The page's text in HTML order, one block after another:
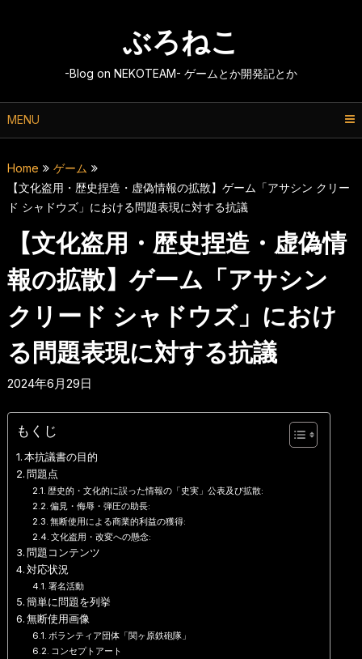
ぶろねこ
-Blog on NEKOTEAM- ゲームとか開発記とか
MENU
Home
ゲーム
【文化盗用・歴史捏造・虚偽情報の拡散】ゲーム「アサシン クリー
ド シャドウズ」における問題表現に対する抗議
【文化盗用・歴史捏造・虚偽情
報の拡散】ゲーム「アサシン
クリード シャドウズ」におけ
る問題表現に対する抗議
2024年6月29日
もくじ
本抗議書の目的
問題点
歴史的・文化的に誤った情報の「史実」公表及び拡散:
偏見・侮辱・弾圧の助長:
無断使用による商業的利益の獲得:
文化盗用・改変への懸念:
問題コンテンツ
対応状況
署名活動
簡単に問題を列挙
無断使用画像
ボランティア団体「関ヶ原鉄砲隊」
コンセプトアート